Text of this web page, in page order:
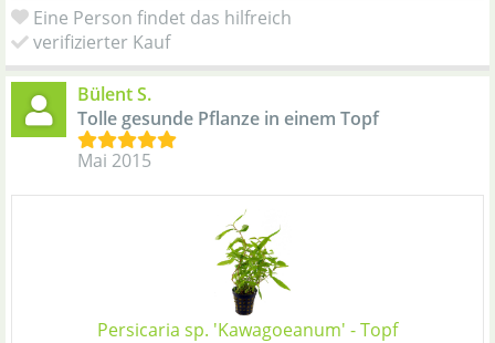
Eine Person findet das hilfreich
verifizierter Kauf
Bülent S.
Tolle gesunde Pflanze in einem Topf
Mai 2015
Persicaria sp. 'Kawagoeanum' - Topf